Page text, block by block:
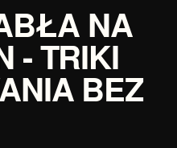
NA
- TRIKI
BEZ